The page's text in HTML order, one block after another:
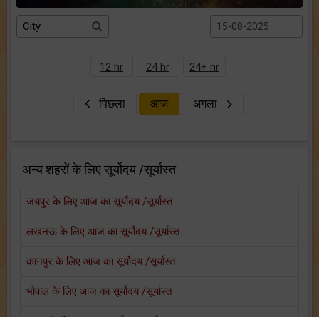
12 hr 24 hr 24+ hr
पिछला आज अगला
अन्य शहरों के लिए सूर्योदय /सूर्यास्त
जयपुर के लिए आज का सूर्योदय /सूर्यास्त
लखनऊ के लिए आज का सूर्योदय /सूर्यास्त
कानपुर के लिए आज का सूर्योदय /सूर्यास्त
भोपाल के लिए आज का सूर्योदय /सूर्यास्त